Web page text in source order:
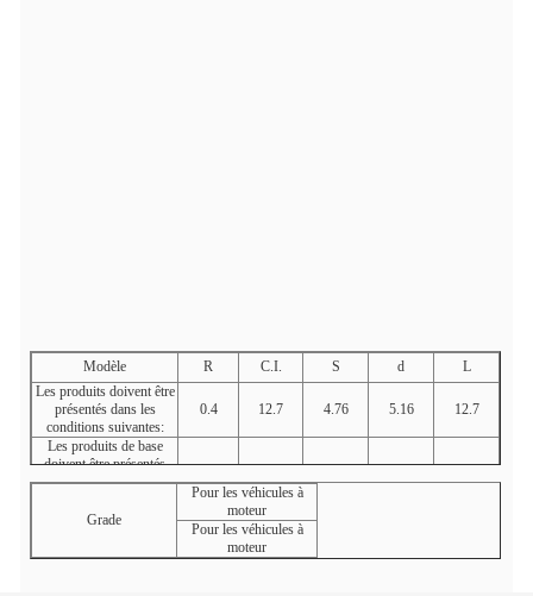
Modèle R C.I. S d
L
Les produits doivent être
présentés dans les
conditions suivantes:
0.4 12.7 4.76 5.16 12.7
Les produits de base
doivent être présentés
dans un emballage de
Les produits de la
présentés dans la
1.2 12.7 4.76 5.16 12.7
Grade
Pour les véhicules à
moteur
Pour les véhicules à
moteur